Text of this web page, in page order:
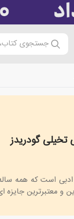
جستجوی
تخیلی گودریدز
Choice
ادبی است که همه
و معتبرترین